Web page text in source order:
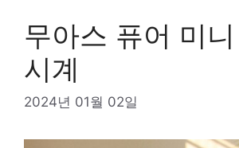
무아스 퓨어 미
시계
2024년 01월 02일